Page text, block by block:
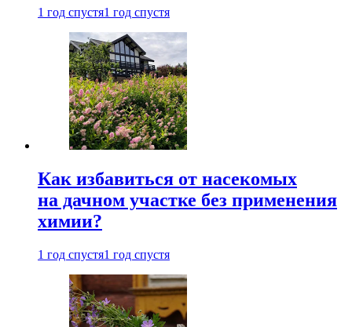
1 год спустя1 год спустя
Как избавиться от насекомых
на дачном участке без применения
химии?
1 год спустя1 год спустя